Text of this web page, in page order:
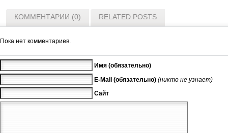
КОММЕНТАРИИ (0) RELATED POSTS
Пока нет комментариев.
Имя (обязательно)
E-Mail (обязательно) (никто не узнает)
Сайт